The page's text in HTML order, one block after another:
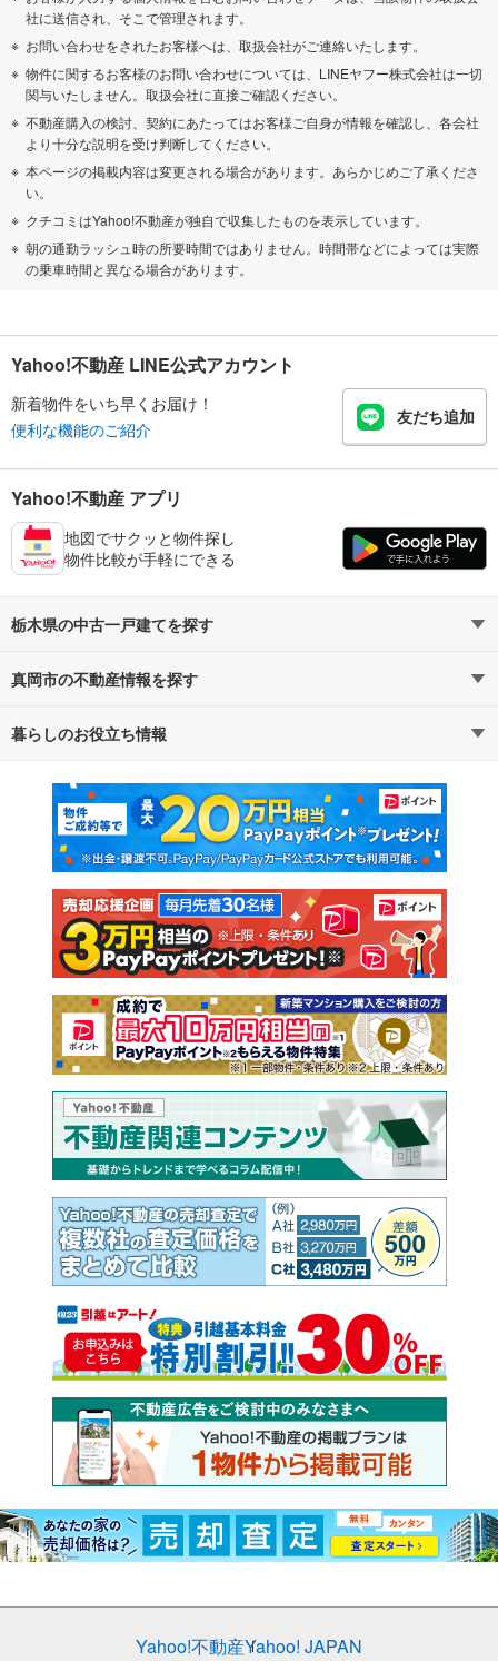
社に送信され、そこで管理されます。
お問い合わせをされたお客様へは、取扱会社がご連絡いたします。
物件に関するお客様のお問い合わせについては、LINEヤフー株式会社は一切
関与いたしません。取扱会社に直接ご確認ください。
不動産購入の検討、契約にあたってはお客様ご自身が情報を確認し、各会社
より十分な説明を受け判断してください。
本ページの掲載内容は変更される場合があります。あらかじめご了承くださ
い。
クチコミはYahoo!不動産が独自で収集したものを表示しています。
朝の通勤ラッシュ時の所要時間ではありません。時間帯などによっては実際
の乗車時間と異なる場合があります。
Yahoo!不動産 LINE公式アカウント
新着物件をいち早くお届け！
便利な機能のご紹介
友だち追加
Yahoo!不動産 アプリ
地図でサクッと物件探し
物件比較が手軽にできる
栃木県の中古一戸建てを探す
路線・駅から探す
通勤・通学時間から探す
真岡市の不動産情報を探す
不動産・住宅
新築マンション 中古マンション
新築一戸建て 中古一戸建て
注文住宅 土地
売却査定
暮らしのお役立ち情報
マンションカタログ 教えて！住まいの先生
Yahoo!不動産Yahoo! JAPAN